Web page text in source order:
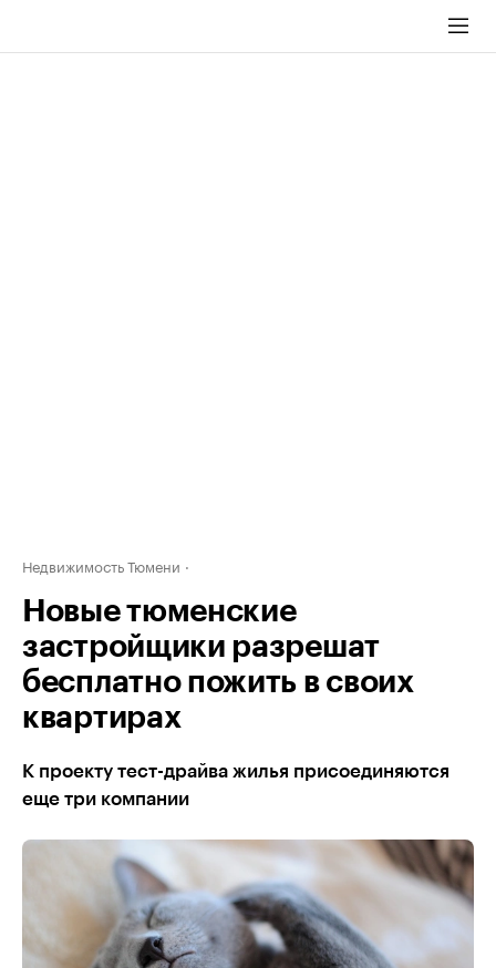
Недвижимость Тюмени
Новые тюменские
застройщики разрешат
бесплатно пожить в своих
квартирах
К проекту тест-драйва жилья присоединяются
еще три компании